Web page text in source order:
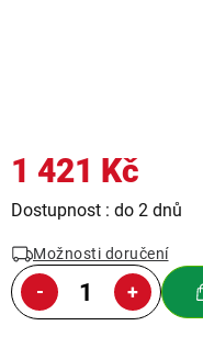
1 421 Kč
Měrná
Dostupnost : do 2 dnů
Možnosti doručení